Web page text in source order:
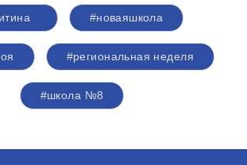
#новаяшкола
#региональная неделя
#школа №8